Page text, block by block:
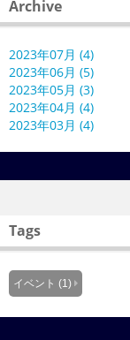
Archive
2023年07月 (4)
2023年06月 (5)
2023年05月 (3)
2023年04月 (4)
2023年03月 (4)
Tags
イベント (1)